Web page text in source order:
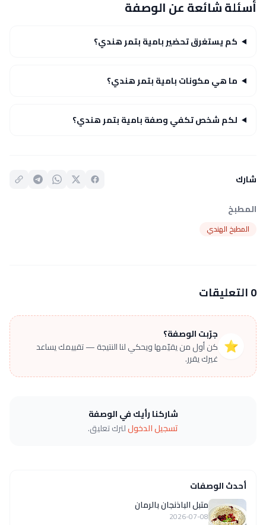
أسئلة شائعة عن الوصفة
كم يستغرق تحضير بامية بتمر هندي؟
ما هي مكونات بامية بتمر هندي؟
لكم شخص تكفي وصفة بامية بتمر هندي؟
شارك
المطبخ
المطبخ الهندي
0 التعليقات
⭐
جرّبت الوصفة؟
كن أول من يقيّمها ويحكي لنا النتيجة — تقييمك يساعد
غيرك يقرر.
شاركنا رأيك في الوصفة
تسجيل الدخوللترك تعليق.
أحدث الوصفات
متبل الباذنجان بالرمان
2026-07-08